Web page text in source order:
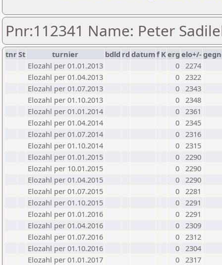
Pnr:112341 Name: Peter
tnrSt turnier bdld rd datumf Kerg elo+/-
Elozahl per 01.01.2013
0 2274
Elozahl per 01.04.2013
0 2322
Elozahl per 01.07.2013
0 2343
Elozahl per 01.10.2013
0 2348
Elozahl per 01.01.2014
0 2361
Elozahl per 01.04.2014
0 2345
Elozahl per 01.07.2014
0 2316
Elozahl per 01.10.2014
0 2315
Elozahl per 01.01.2015
0 2290
Elozahl per 10.01.2015
0 2290
Elozahl per 01.04.2015
0 2290
Elozahl per 01.07.2015
0 2281
Elozahl per 01.10.2015
0 2291
Elozahl per 01.01.2016
0 2291
Elozahl per 01.04.2016
0 2309
Elozahl per 01.07.2016
0 2312
Elozahl per 01.10.2016
0 2304
Elozahl per 01.01.2017
0 2317